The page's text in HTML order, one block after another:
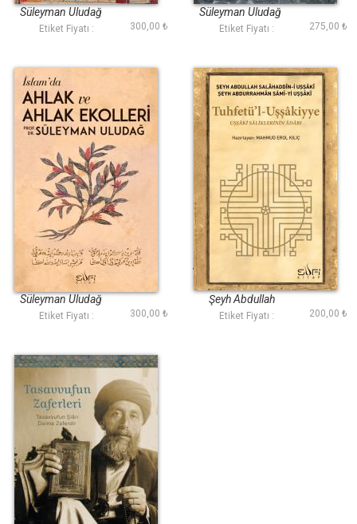
Süleyman Uludağ
Etiket Fiyatı : 300,00 ₺
Süleyman Uludağ
Etiket Fiyatı : 275,00 ₺
İslamda Ahlak ve
Ahlak Ekolleri
Süleyman Uludağ
Etiket Fiyatı : 300,00 ₺
Tuhfetül Uşşakiyye
Şeyh Abdullah
Salâhaddîn-i Uşşâkî,
Etiket Fiyatı : 200,00 ₺